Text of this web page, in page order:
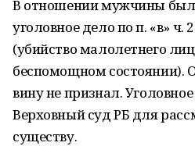
В отношении мужчины
уголовное дело по п. «в» ч.
(убийство малолетнего
беспомощном состоянии).
вину не признал.
Верховный суд РБ для
существу.